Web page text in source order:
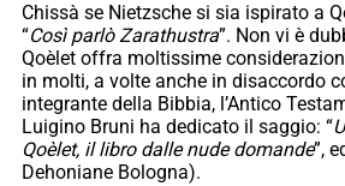
Chissà se Nietzsche si sia ispirato a
“Così parlò Zarathustra”. Non vi è
Qoèlet offra moltissime
in molti, a volte anche in disaccordo
integrante della Bibbia, l’Antico
Luigino Bruni ha dedicato il saggio: “
Qoèlet, il libro dalle nude domande”,
Dehoniane Bologna).